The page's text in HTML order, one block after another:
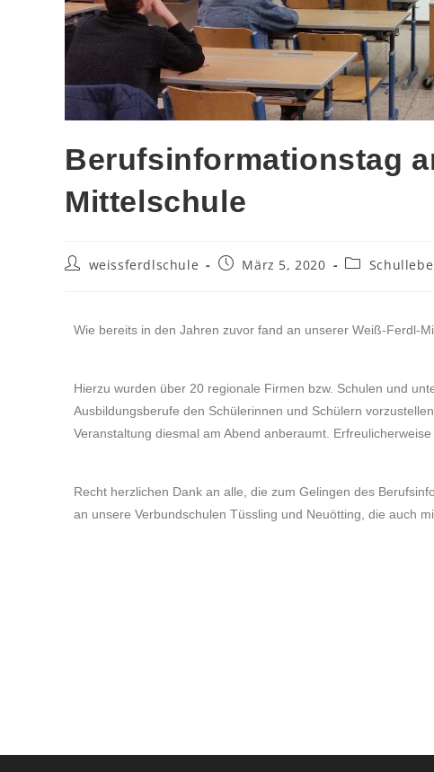
Berufsinformationstag
Mittelschule
weissferdlschule März 5, 2020
Wie bereits in den Jahren zuvor fand an unserer Weiß-Ferdl-
Hierzu wurden über 20 regionale Firmen bzw. Schulen und
Ausbildungsberufe den Schülerinnen und Schülern
Veranstaltung diesmal am Abend anberaumt.
Recht herzlichen Dank an alle, die zum Gelingen des
an unsere Verbundschulen Tüssling und Neuötting, die auch